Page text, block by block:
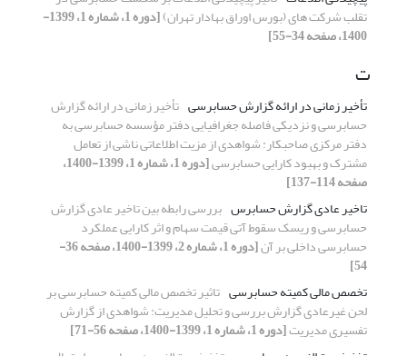
تقلب شرکت های (بورس اوراق بهادار تهران) [دوره 1، شماره 1، 1399-
1400، صفحه 34-55]
ت
تأخیر زمانی در ارائه گزارش حسابرسی تأخیر زمانی در ارائه گزارش
حسابرسی و نزدیکی فاصله جغرافیایی دفتر مؤسسه حسابرسی به
دفتر مرکزی صاحبکار: شواهدی از مزیت اطلاعاتی ناشی از تعامل
مشترک و بهبود کارایی حسابرسی [دوره 1، شماره 1، 1399-1400،
صفحه 114-137]
تاخیر عادی گزارش حسابرس بررسی رابطه بین تاخیر عادی گزارش
حسابرسی و ریسک سقوط آتی قیمت سهام و اثر کارایی عملکرد
حسابرسی داخلی بر آن [دوره 1، شماره 2، 1399-1400، صفحه 36-
54]
تخصص مالی کمیته حسابرسی تاثیر تخصص مالی کمیته حسابرسی بر
لحن غیرعادی گزارش بررسی و تحلیل مدیریت: شواهدی از گزارش
تفسیری مدیریت[دوره 1، شماره 1، 1399-1400، صفحه 56-71]